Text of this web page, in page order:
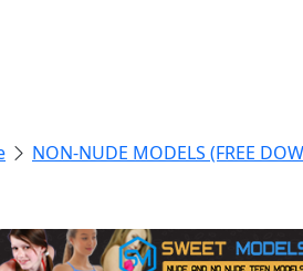
NON-NUDE MODELS (FREE